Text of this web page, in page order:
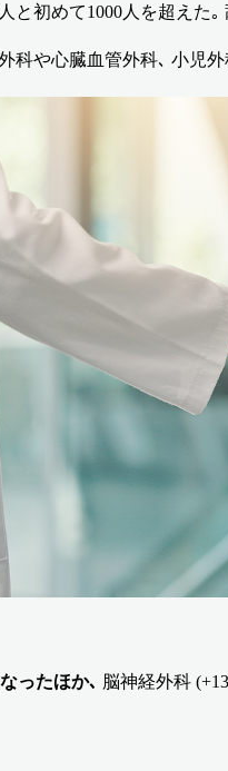
と初めて1000人を超えた
科や心臓血管外科､ 小児
ったほか､ 脳神経外科